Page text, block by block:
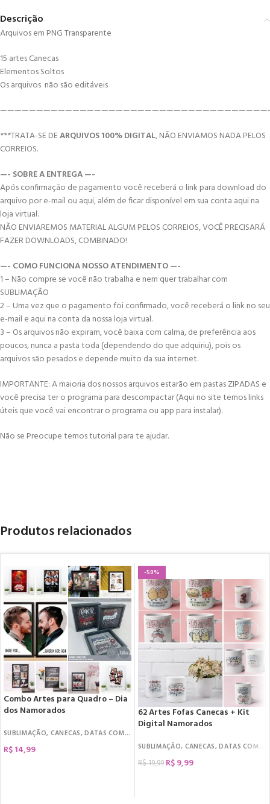
Descrição
Arquivos em PNG Transparente
15 artes Canecas
Elementos Soltos
Os arquivos não são editáveis
***TRATA-SE DEARQUIVOS 100% DIGITAL, NÃO ENVIAMOS NADA PELOS
CORREIOS.
—- SOBRE A ENTREGA —-
Após confirmação de pagamento você receberá o link para download do
arquivo por e-mail ou aqui, além de ficar disponível em sua conta aqui na
loja virtual.
NÃO ENVIAREMOS MATERIAL ALGUM PELOS CORREIOS, VOCÊ PRECISARÁ
FAZER DOWNLOADS, COMBINADO!
—- COMO FUNCIONA NOSSO ATENDIMENTO —-
1 – Não compre se você não trabalha e nem quer trabalhar com
SUBLIMAÇÃO
2 – Uma vez que o pagamento foi confirmado, você receberá o link no seu
e-mail e aqui na conta da nossa loja virtual.
3 – Os arquivos não expiram, você baixa com calma, de preferência aos
poucos, nunca a pasta toda (dependendo do que adquiriu), pois os
arquivos são pesados e depende muito da sua internet.
IMPORTANTE: A maioria dos nossos arquivos estarão em pastas ZIPADAS e
você precisa ter o programa para descompactar (Aqui no site temos links
úteis que você vai encontrar o programa ou app para instalar).
Não se Preocupe temos tutorial para te ajudar.
Produtos relacionados
Combo Artes para Quadro – Dia
dos Namorados
SUBLIMAÇÃO, CANECAS,DATAS COMEMORATIVAS
R$14,99
-50%
62 Artes Fofas Canecas + Kit
Digital Namorados
SUBLIMAÇÃO, CANECAS,DATAS COMEMORATIVAS
R$19,99 R$9,99